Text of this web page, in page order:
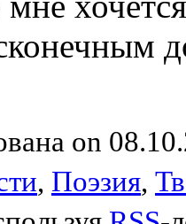
on
, Поэзия,